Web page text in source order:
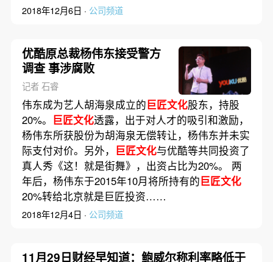
2018年12月6日 · 公司频道
优酷原总裁杨伟东接受警方
调查 事涉腐败
记者 石睿
伟东成为艺人胡海泉成立的巨匠文化股东，持股
20%。 巨匠文化透露，出于对人才的吸引和激励，
杨伟东所获股份为胡海泉无偿转让，杨伟东并未实
际支付对价。另外， 巨匠文化与优酷等共同投资了
真人秀《这！就是街舞》，出资占比为20%。 两
年后，杨伟东于2015年10月将所持有的巨匠文化
20%转给北京就是巨匠投资……
2018年12月4日 · 公司频道
11月29日财经早知道：鲍威尔称利率略低于